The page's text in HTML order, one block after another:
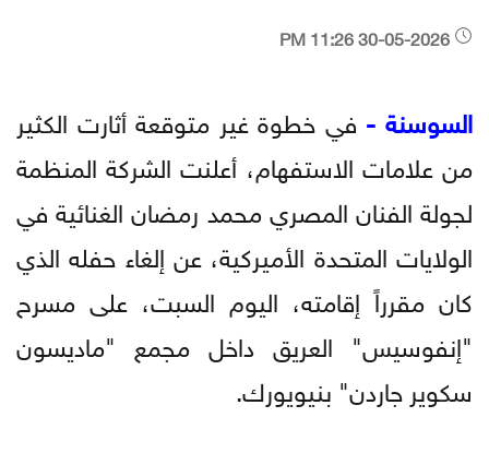
السوسنة - في خطوة غير متوقعة أثارت الكثير
من علامات الاستفهام، أعلنت الشركة المنظمة
لجولة الفنان المصري محمد رمضان الغنائية في
الولايات المتحدة الأميركية، عن إلغاء حفله الذي
كان مقرراً إقامته، اليوم السبت، على مسرح
"إنفوسيس" العريق داخل مجمع "ماديسون
سكوير جاردن" بنيويورك.